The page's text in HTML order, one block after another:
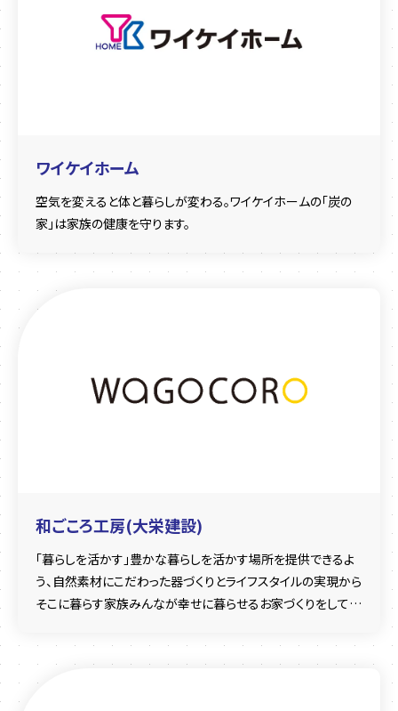
ワイケイホーム
空気を変えると体と暮らしが変わる。ワイケイホームの「炭の
家」は家族の健康を守ります。
和ごころ工房(大栄建設)
「暮らしを活かす」豊かな暮らしを活かす場所を提供できるよ
う、自然素材にこだわった器づくりとライフスタイルの実現から
そこに暮らす家族みんなが幸せに暮らせるお家づくりをしてい